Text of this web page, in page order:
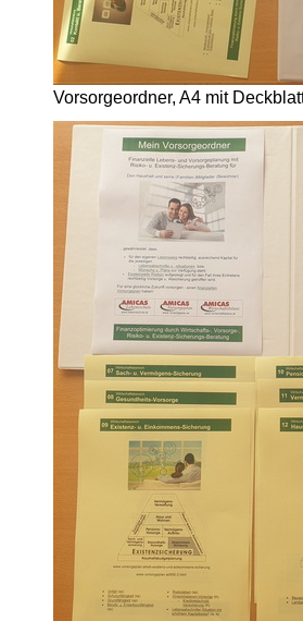
Vorsorgeordner, A4 mit